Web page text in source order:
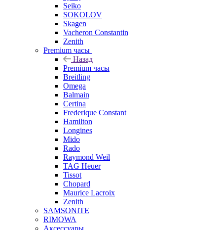
Seiko
SOKOLOV
Skagen
Vacheron Constantin
Zenith
Premium часы
Назад
Premium часы
Breitling
Omega
Balmain
Certina
Frederique Constant
Hamilton
Longines
Mido
Rado
Raymond Weil
TAG Heuer
Tissot
Chopard
Maurice Lacroix
Zenith
SAMSONITE
RIMOWA
Аксессуары